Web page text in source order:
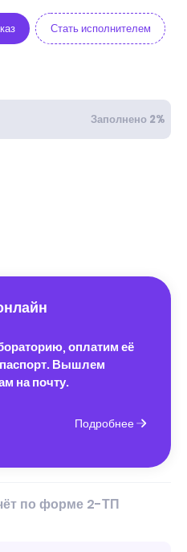
Стать исполнителем
Заполнено 2%
оплатим её
Вышлем
на почту.
Подробнее
по форме 2-ТП